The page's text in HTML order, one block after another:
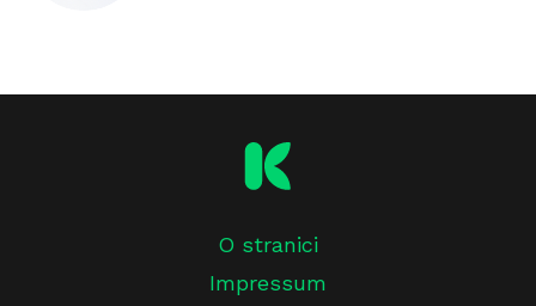
O stranici
Impressum